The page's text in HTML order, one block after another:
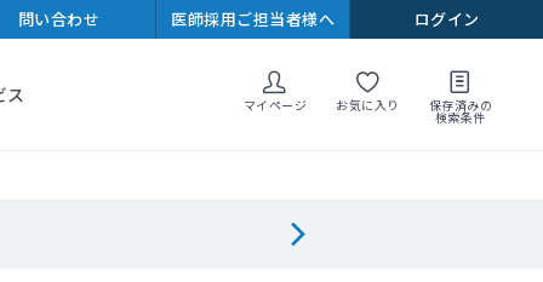
問い合わせ 医師採用ご担当者様へ ログイン
ス マイページ お気に入り 保存済みの
検索条件